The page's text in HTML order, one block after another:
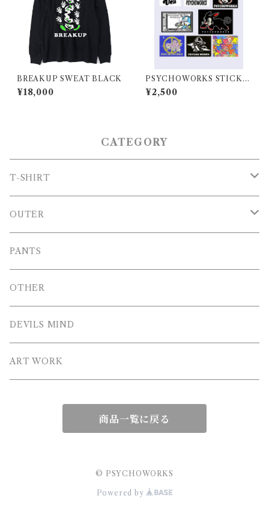
BREAKUP SWEAT BLACK
¥18,000
PSYCHOWORKS STICKE
R SET
¥2,500
CATEGORY
T-SHIRT
T-SHIRT
LONG T-SHIRT
OUTER
Blouson
SWEAT
HOODIE
ZIP HOODIE
PANTS
OTHER
DEVILS MIND
ART WORK
商品一覧に戻る
© PSYCHOWORKS
Powered by